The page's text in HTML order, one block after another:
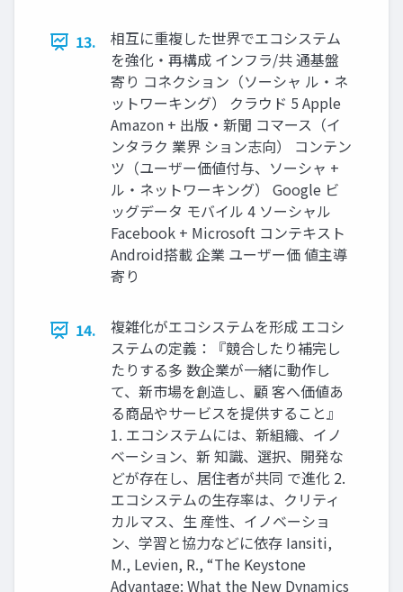
13.
相互に重複した世界でエコシステム
を強化・再構成 インフラ/共 通基盤
寄り コネクション（ソーシャ ル・ネ
ットワーキング） クラウド 5 Apple
Amazon + 出版・新聞 コマース（イ
ンタラク 業界 ション志向） コンテン
ツ（ユーザー価値付与、ソーシャ +
ル・ネットワーキング） Google ビ
ッグデータ モバイル 4 ソーシャル
Facebook + Microsoft コンテキスト
Android搭載 企業 ユーザー価 値主導
寄り
14.
複雑化がエコシステムを形成 エコシ
ステムの定義：『競合したり補完し
たりする多 数企業が一緒に動作し
て、新市場を創造し、顧 客へ価値あ
る商品やサービスを提供すること』
1. エコシステムには、新組織、イノ
ベーション、新 知識、選択、開発な
どが存在し、居住者が共同 で進化 2.
エコシステムの生存率は、クリティ
カルマス、生 産性、イノベーショ
ン、学習と協力などに依存 Iansiti,
M., Levien, R., “The Keystone
Advantage: What the New Dynamics